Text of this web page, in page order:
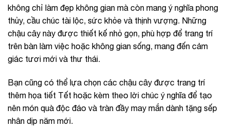
không chỉ làm đẹp không gian mà còn mang ý nghĩa phong
thủy, cầu chúc tài lộc, sức khỏe và thịnh vượng. Những
chậu cây này được thiết kế nhỏ gọn, phù hợp để trang trí
trên bàn làm việc hoặc không gian sống, mang đến cảm
giác tươi mới và thư thái.
Bạn cũng có thể lựa chọn các chậu cây được trang trí
thêm họa tiết Tết hoặc kèm theo lời chúc ý nghĩa để tạo
nên món quà độc đáo và tràn đầy may mắn dành tặng sếp
nhân dịp năm mới.